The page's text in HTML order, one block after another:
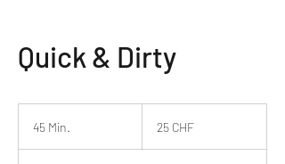
Quick & Dirty
45 Min.
Franken
25 CHF